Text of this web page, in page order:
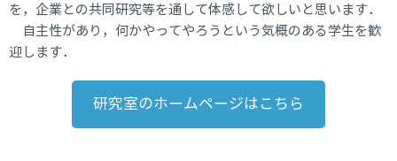
を，企業との共同研究等を通して体感して欲しいと思います．
自主性があり，何かやってやろうという気概のある学生を歓
迎します．
研究室のホームページはこちら